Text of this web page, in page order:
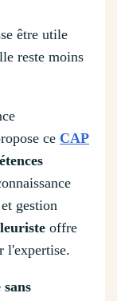
être utile
reste moins
ce CAP
gestion
offre
l'expertise.